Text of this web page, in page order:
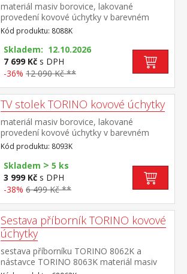
materiál masiv borovice, lakované
provedení kovové úchytky v barevném
provedení černěná mosaz šatní skříň
vybavená šatní tyčí a policí ve spodní části
zásuvka s kovovými pojezdy doporučený
nástavec 8188K
Kód produktu: 8088K
Skladem: 12.10.2026
7 699 Kč s DPH
-36% 12 090 Kč **
TV stolek TORINO kovové úchytky
materiál masiv borovice, lakované
provedení kovové úchytky v barevném
provedení černěná mosaz 3 zásuvky s
kovovými pojezdy
Kód produktu: 8093K
Skladem > 5 ks
3 999 Kč s DPH
-38% 6 499 Kč **
Sestava příborník TORINO kovové
úchytky
sestava příborníku TORINO 8062K a
nástavce TORINO 8063K materiál masiv